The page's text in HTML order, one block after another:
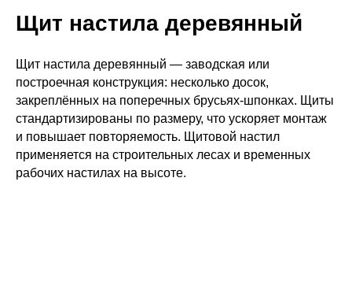
Щит настила деревянный
Щит настила деревянный — заводская или
построечная конструкция: несколько досок,
закреплённых на поперечных брусьях-шпонках. Щиты
стандартизированы по размеру, что ускоряет монтаж
и повышает повторяемость. Щитовой настил
применяется на строительных лесах и временных
рабочих настилах на высоте.